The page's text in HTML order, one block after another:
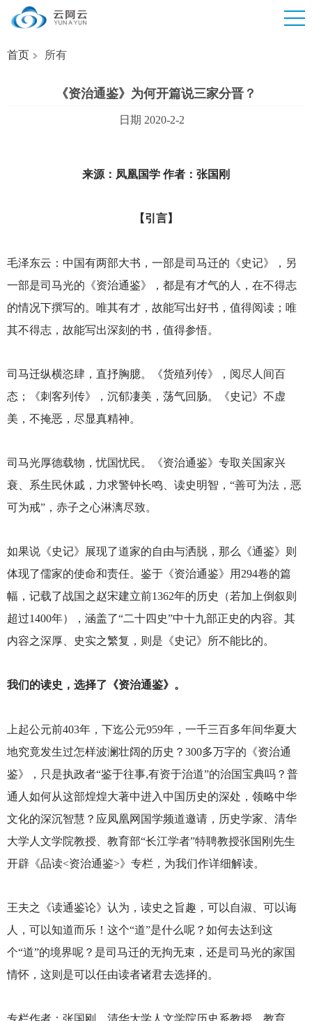
首页 所有
《资治通鉴》为何开篇说三家分晋？
日期 2020-2-2
来源：凤凰国学 作者：张国刚
【引言】
毛泽东云：中国有两部大书，一部是司马迁的《史记》，另
一部是司马光的《资治通鉴》，都是有才气的人，在不得志
的情况下撰写的。唯其有才，故能写出好书，值得阅读；唯
其不得志，故能写出深刻的书，值得参悟。
司马迁纵横恣肆，直抒胸臆。《货殖列传》，阅尽人间百
态；《刺客列传》，沉郁凄美，荡气回肠。《史记》不虚
美，不掩恶，尽显真精神。
司马光厚德载物，忧国忧民。《资治通鉴》专取关国家兴
衰、系生民休戚，力求警钟长鸣、读史明智，“善可为法，恶
可为戒”，赤子之心淋漓尽致。
如果说《史记》展现了道家的自由与洒脱，那么《通鉴》则
体现了儒家的使命和责任。鉴于《资治通鉴》用294卷的篇
幅，记载了战国之赵宋建立前1362年的历史（若加上倒叙则
超过1400年），涵盖了“二十四史”中十九部正史的内容。其
内容之深厚、史实之繁复，则是《史记》所不能比的。
我们的读史，选择了《资治通鉴》。
上起公元前403年，下迄公元959年，一千三百多年间华夏大
地究竟发生过怎样波澜壮阔的历史？300多万字的《资治通
鉴》，只是执政者“鉴于往事,有资于治道”的治国宝典吗？普
通人如何从这部煌煌大著中进入中国历史的深处，领略中华
文化的深沉智慧？应凤凰网国学频道邀请，历史学家、清华
大学人文学院教授、教育部“长江学者”特聘教授张国刚先生
开辟《品读<资治通鉴>》专栏，为我们作详细解读。
王夫之《读通鉴论》认为，读史之旨趣，可以自淑、可以诲
人，可以知道而乐！这个“道”是什么呢？如何去达到这
个“道”的境界呢？是司马迁的无拘无束，还是司马光的家国
情怀，这则是可以任由读者诸君去选择的。
专栏作者：张国刚，清华大学人文学院历史系教授，教育